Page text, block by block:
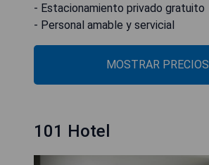
- Estacionamiento privado gratuito
- Personal amable y servicial
MOSTRAR PRECIOS
101 Hotel